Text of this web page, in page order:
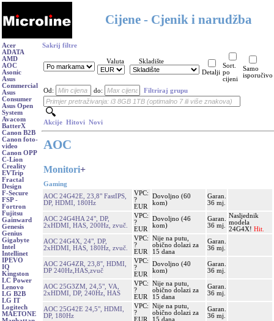
Cijene - Cjenik i narudžba
Acer
ADATA
AMD
AOC
Asonic
Asus
Commercial
Asus
Consumer
Asus Open
System
Avacom
BatterX
Canon B2B
Canon foto-
video
Canon OPP
C-Lion
Creality
EVTrip
Fractal
Design
F-Secure
FSP -
Fortron
Fujitsu
Gainward
Genesis
Genius
Gigabyte
Intel
Intellinet
IPEVO
IQ
Kingston
LC Power
Lenovo
LG B2B
LG IT
Logitech
MAETONE
Sakrij filtre
Valuta
Skladište
Detalji
Sort.
po
cijeni
Samo
isporučivo
Od: do: Filtriraj grupu
Akcije Hitovi Novi
AOC
Monitori+
Gaming
AOC 24G42E, 23,8" FastIPS,
DP, HDMI, 180Hz
VPC:
?
EUR
Dovoljno (60
kom)
Garan.
36 mj.
AOC 24G4HA 24", DP,
2xHDMI, HAS, 200Hz, zvuč.
VPC:
?
EUR
Dovoljno (46
kom)
Garan.
36 mj.
Nasljednik
modela
24G4X! Hit.
AOC 24G4X, 24", DP,
2xHDMI, HAS, 180Hz, zvuč.
VPC:
?
EUR
Nije na putu,
obično dolazi za
15 dana
Garan.
36 mj.
AOC 24G4ZR, 23,8'', HDMI,
DP 240Hz,HAS,zvuč
VPC:
?
EUR
Dovoljno (40
kom)
Garan.
36 mj.
AOC 25G3ZM, 24,5", VA,
2xHDMI, DP, 240Hz, HAS
VPC:
?
EUR
Nije na putu,
obično dolazi za
15 dana
Garan.
36 mj.
AOC 25G42E 24,5", HDMI,
DP, 180Hz
VPC:
?
EUR
Nije na putu,
obično dolazi za
15 dana
Garan.
36 mj.